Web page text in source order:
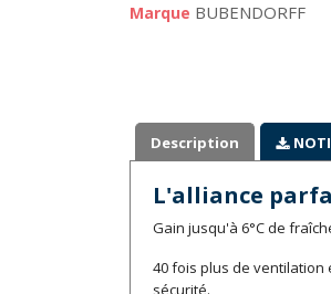
Marque BUBENDORFF
Description
L'alliance
Gain jusqu'à 6°C de
40 fois plus de
sécurité.